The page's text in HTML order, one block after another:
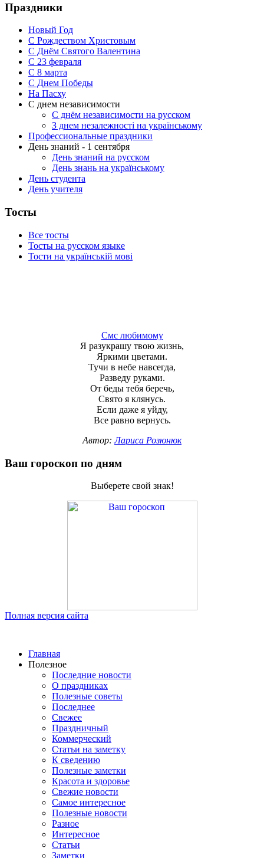
Праздники
Новый Год
С Рождеством Христовым
С Днём Святого Валентина
С 23 февраля
C 8 марта
С Днем Победы
На Пасху
С днем независимости
С днём независимости на русском
З днем незалежності на українському
Профессиональные праздники
День знаний - 1 сентября
День знаний на русском
День знань на українському
День студента
День учителя
Тосты
Все тосты
Тосты на русском языке
Тости на українській мові
Смс любимому
Я разукрашу твою жизнь,
Яркими цветами.
Тучи в небе навсегда,
Разведу руками.
От беды тебя беречь,
Свято я клянусь.
Если даже я уйду,
Все равно вернусь.
Автор:Лариса Розюнюк
Ваш гороскоп по дням
Выберете свой знак!
Полная версия сайта
Главная
Полезное
Последние новости
О праздниках
Полезные советы
Последнее
Свежее
Праздничный
Коммерческий
Статьи на заметку
К сведению
Полезные заметки
Красота и здоровье
Свежие новости
Самое интересное
Полезные новости
Разное
Интересное
Статьи
Заметки